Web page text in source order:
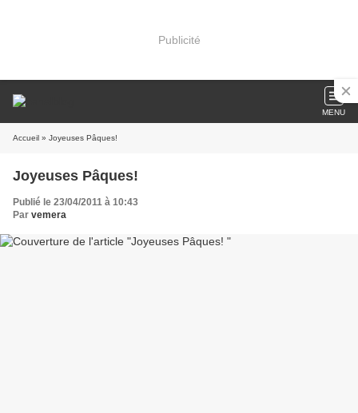
Publicité
MENU
Accueil » Joyeuses Pâques!
Joyeuses Pâques!
Publié le 23/04/2011 à 10:43
Par vemera